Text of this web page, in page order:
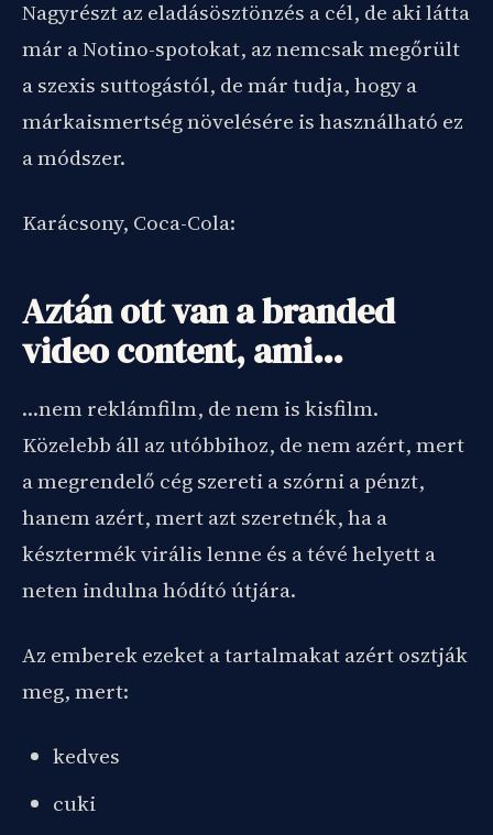
Nagyrészt az eladásösztönzés a cél, de aki látta
már a Notino-spotokat, az nemcsak megőrült
a szexis suttogástól, de már tudja, hogy a
márkaismertség növelésére is használható ez
a módszer.
Karácsony, Coca-Cola:
Aztán ott van a branded
video content, ami…
…nem reklámfilm, de nem is kisfilm.
Közelebb áll az utóbbihoz, de nem azért, mert
a megrendelő cég szereti a szórni a pénzt,
hanem azért, mert azt szeretnék, ha a
késztermék virális lenne és a tévé helyett a
neten indulna hódító útjára.
Az emberek ezeket a tartalmakat azért osztják
meg, mert:
kedves
cuki